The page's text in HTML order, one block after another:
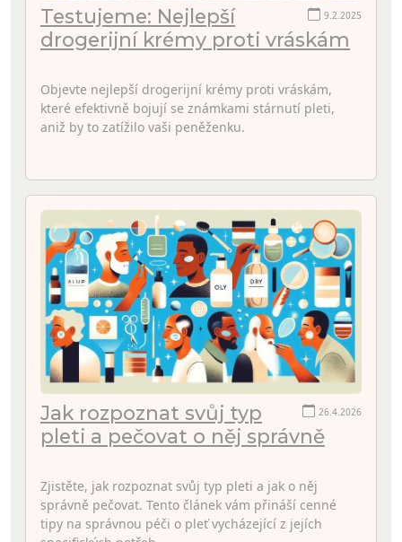
9.2.2025
Testujeme: Nejlepší
drogerijní krémy proti vráskám
Objevte nejlepší drogerijní krémy proti vráskám,
které efektivně bojují se známkami stárnutí pleti,
aniž by to zatížilo vaši peněženku.
26.4.2026
Jak rozpoznat svůj typ
pleti a pečovat o něj správně
Zjistěte, jak rozpoznat svůj typ pleti a jak o něj
správně pečovat. Tento článek vám přináší cenné
tipy na správnou péči o pleť vycházející z jejích